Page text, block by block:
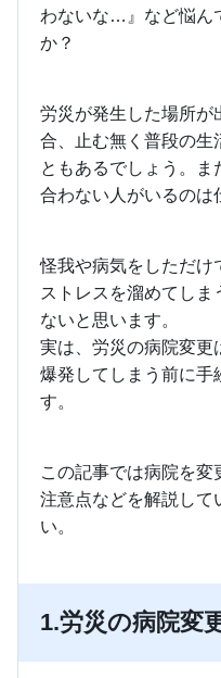
わないな…』など悩ん
か？
労災が発生した場所が
合、止む無く普段の生
ともあるでしょう。ま
合わない人がいるのは
怪我や病気をしただけ
ストレスを溜めてしま
ないと思います。
実は、労災の病院変更
爆発してしまう前に手
す。
この記事では病院を
注意点などを解説して
い。
1.労災の病院変